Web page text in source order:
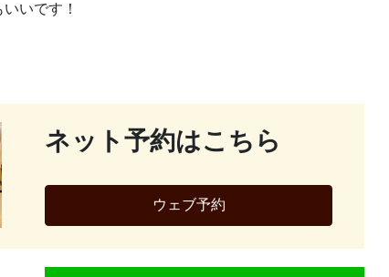
いです！
ネット予約はこちら
ウェブ予約